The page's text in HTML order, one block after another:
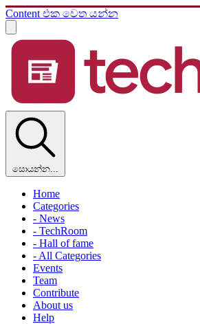
Content එක වෙත යන්න
සොයන්න...
Home
Categories
- News
- TechRoom
- Hall of fame
- All Categories
Events
Team
Contribute
About us
Help